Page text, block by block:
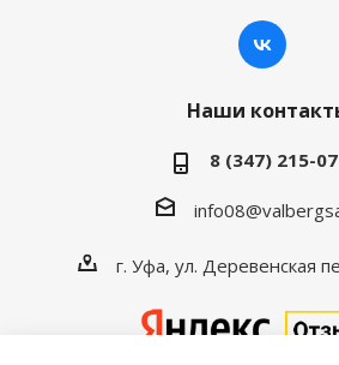
Наши
8 (347) 215-
г. Уфа, ул. Деревенская